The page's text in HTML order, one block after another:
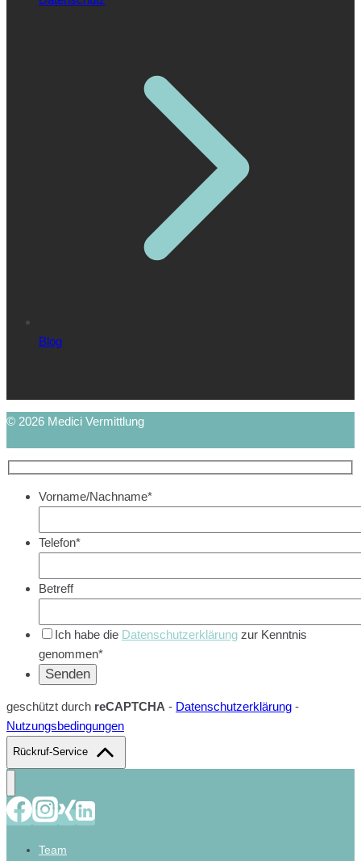
Blog
© 2026 Medici Vermittlung
Vorname/Nachname*
Telefon*
Betreff
Ich habe die Datenschutzerklärung zur Kenntnis
genommen*
geschützt durch reCAPTCHA - Datenschutzerklärung -
Nutzungsbedingungen
Rückruf-Service
Team